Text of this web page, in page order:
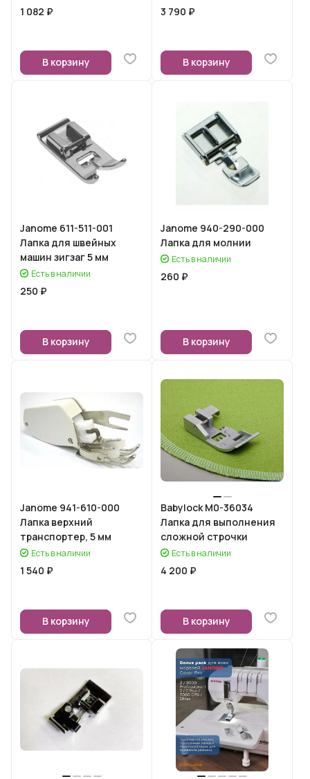
1 082 ₽
В корзину
3 790 ₽
В корзину
Janome 611-511-001
Лапка для швейных
машин зигзаг 5 мм
Есть в наличии
250 ₽
В корзину
Janome 940-290-000
Лапка для молнии
Есть в наличии
260 ₽
В корзину
Janome 941-610-000
Лапка верхний
транспортер, 5 мм
Есть в наличии
1 540 ₽
В корзину
Babylock M0-36034
Лапка для выполнения
сложной строчки
Есть в наличии
4 200 ₽
В корзину